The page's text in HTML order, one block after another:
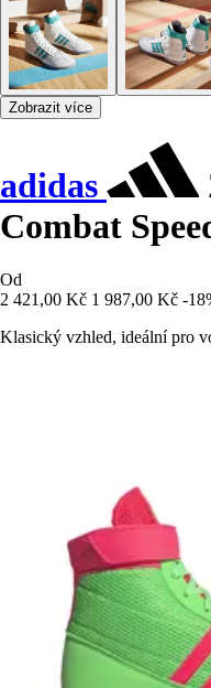
Zobrazit více
adidas
Combat
Od
2 421,00 Kč 1 987,00 Kč -
Klasický vzhled, ideální pro